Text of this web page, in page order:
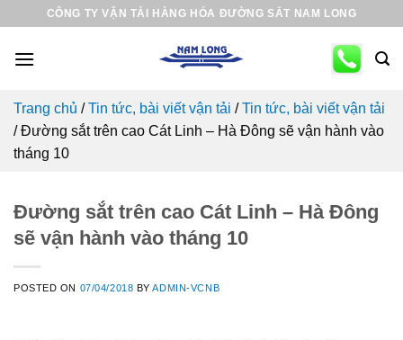
content
CÔNG TY VẬN TẢI HÀNG HÓA ĐƯỜNG SẮT NAM LONG
Trang chủ /Tin tức, bài viết vận tải /Tin tức, bài viết vận tải
/Đường sắt trên cao Cát Linh – Hà Đông sẽ vận hành vào
tháng 10
Đường sắt trên cao Cát Linh – Hà Đông
sẽ vận hành vào tháng 10
POSTED ON 07/04/2018 BYADMIN-VCNB